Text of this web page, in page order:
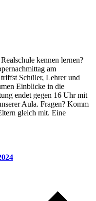
kennen lernen?
am
Schüler, Lehrer und
Einblicke in die
endet gegen 16 Uhr mit
Aula. Fragen? Komm
gleich mit. Eine